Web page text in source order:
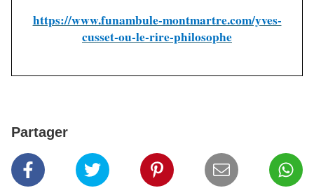
https://www.funambule-montmartre.com/yves-
cusset-ou-le-rire-philosophe
Partager